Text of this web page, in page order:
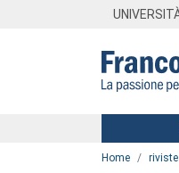
Menu
Home riviste